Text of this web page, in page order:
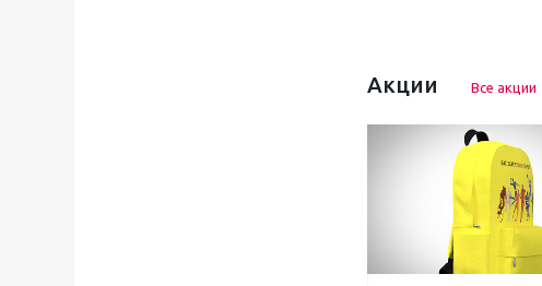
Акции Все акции